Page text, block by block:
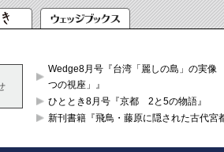
Wedge8月号『台湾「麗しの島」の実像
つの視座」』
ひととき8月号『京都 2と5の物語』
新刊書籍『飛鳥・藤原に隠された古代宮